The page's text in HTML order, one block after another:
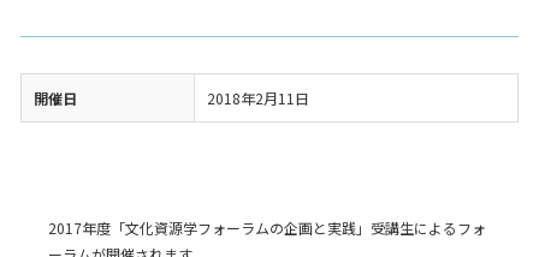
開催日 2018年2月11日
2017年度「文化資源学フォーラムの企画と実践」受講生によるフォ